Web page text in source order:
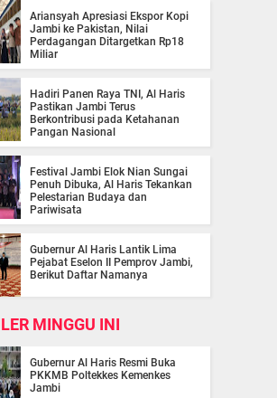
Ariansyah Apresiasi Ekspor Kopi
Jambi ke Pakistan, Nilai
Perdagangan Ditargetkan Rp18
Miliar
Hadiri Panen Raya TNI, Al Haris
Pastikan Jambi Terus
Berkontribusi pada Ketahanan
Pangan Nasional
Festival Jambi Elok Nian Sungai
Penuh Dibuka, Al Haris Tekankan
Pelestarian Budaya dan
Pariwisata
Gubernur Al Haris Lantik Lima
Pejabat Eselon II Pemprov Jambi,
Berikut Daftar Namanya
MINGGU INI
Gubernur Al Haris Resmi Buka
PKKMB Poltekkes Kemenkes
Jambi